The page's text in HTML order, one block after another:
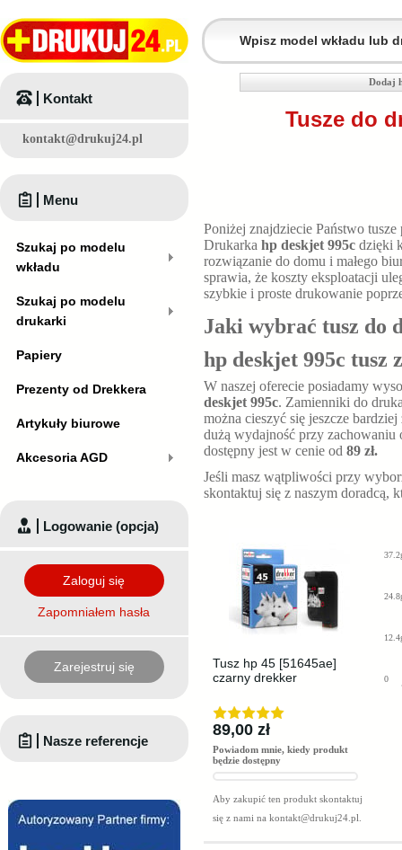
Dodaj
Tusze do
Poniżej znajdziecie Państwo
Drukarka hp deskjet 995c dzięki
rozwiązanie do domu i małego
sprawia, że koszty eksploatacji
szybkie i proste drukowanie
Jaki wybrać tusz
hp deskjet 995c tusz
W naszej oferecie posiadamy
deskjet 995c. Zamienniki do
można cieszyć się jeszcze
dużą wydajność przy
dostępny jest w cenie od 89 zł.
Jeśli masz wątpliwości przy
skontaktuj się z naszym doradcą,
Tusz hp 45 [51645ae]
czarny drekker
89,00 zł
Powiadom mnie, kiedy produkt
będzie dostępny
Aby zakupić ten produkt skontaktuj
się z nami na kontakt@drukuj24.pl
0
Kontakt
kontakt@drukuj24.pl
Menu
Szukaj po modelu
wkładu
Szukaj po modelu
drukarki
Papiery
Prezenty od Drekkera
Artykuły biurowe
Akcesoria AGD
Logowanie (opcja)
Zaloguj się
Zapomniałem hasła
Zarejestruj się
Nasze referencje